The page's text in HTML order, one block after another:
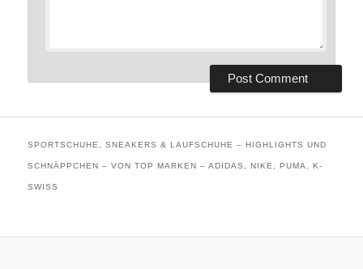
SPORTSCHUHE, SNEAKERS & LAUFSCHUHE – HIGHLIGHTS UND
SCHNÄPPCHEN – VON TOP MARKEN – ADIDAS, NIKE, PUMA, K-
SWISS